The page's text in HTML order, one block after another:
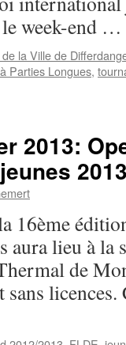
le week-end …
la Ville de
Parties Longues,
2013:
16ème
lieu à la
de
sans